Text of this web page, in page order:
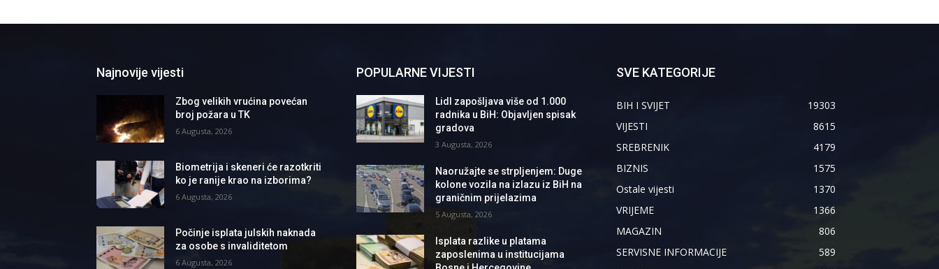
Najnovije vijesti
Zbog velikih vrućina povećan
broj požara u TK
6 Augusta, 2026
Biometrija i skeneri će razotkriti
ko je ranije krao na izborima?
6 Augusta, 2026
Počinje isplata julskih naknada
za osobe s invaliditetom
6 Augusta, 2026
POPULARNE VIJESTI
Lidl zapošljava više od 1.000
radnika u BiH: Objavljen spisak
gradova
3 Augusta, 2026
Naoružajte se strpljenjem: Duge
kolone vozila na izlazu iz BiH na
graničnim prijelazima
5 Augusta, 2026
Isplata razlike u platama
zaposlenima u institucijama
SVE KATEGORIJE
BIH I SVIJET
19303
VIJESTI
8615
SREBRENIK
4179
BIZNIS
1575
Ostale vijesti
1370
VRIJEME
1366
MAGAZIN
806
SERVISNE INFORMACIJE
589